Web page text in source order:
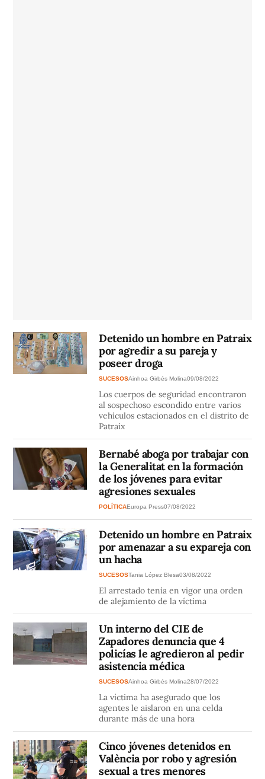
Detenido un hombre en Patraix
por agredir a su pareja y
poseer droga
SUCESOSAinhoa Girbés Molina09/08/2022
Los cuerpos de seguridad encontraron
al sospechoso escondido entre varios
vehículos estacionados en el distrito de
Patraix
Bernabé aboga por trabajar con
la Generalitat en la formación
de los jóvenes para evitar
agresiones sexuales
POLÍTICAEuropa Press07/08/2022
Detenido un hombre en Patraix
por amenazar a su expareja con
un hacha
SUCESOSTania López Blesa03/08/2022
El arrestado tenía en vigor una orden
de alejamiento de la víctima
Un interno del CIE de
Zapadores denuncia que 4
policías le agredieron al pedir
asistencia médica
SUCESOSAinhoa Girbés Molina28/07/2022
La víctima ha asegurado que los
agentes le aislaron en una celda
durante más de una hora
Cinco jóvenes detenidos en
València por robo y agresión
sexual a tres menores